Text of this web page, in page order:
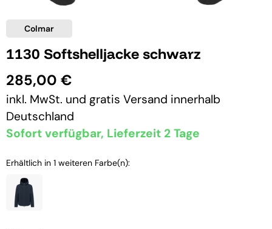
Colmar
1130 Softshelljacke schwarz
285,00 €
inkl. MwSt. und gratis Versand innerhalb
Deutschland
Sofort verfügbar, Lieferzeit 2 Tage
Erhältlich in 1 weiteren Farbe(n):